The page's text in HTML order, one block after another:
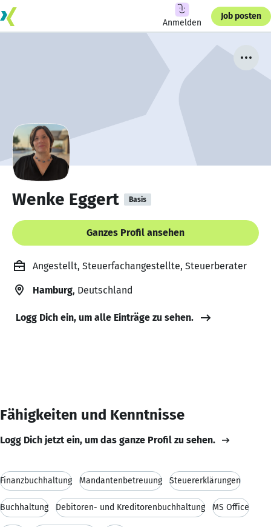
Anmelden
Job posten
Wenke Eggert Basis
Ganzes Profil ansehen
Angestellt, Steuerfachangestellte, Steuerberater
Hamburg, Deutschland
Logg Dich ein, um alle Einträge zu sehen.
Fähigkeiten und Kenntnisse
Logg Dich jetzt ein, um das ganze Profil zu sehen.
Finanzbuchhaltung Mandantenbetreuung Steuererklärungen
Buchhaltung Debitoren- und Kreditorenbuchhaltung MS Office